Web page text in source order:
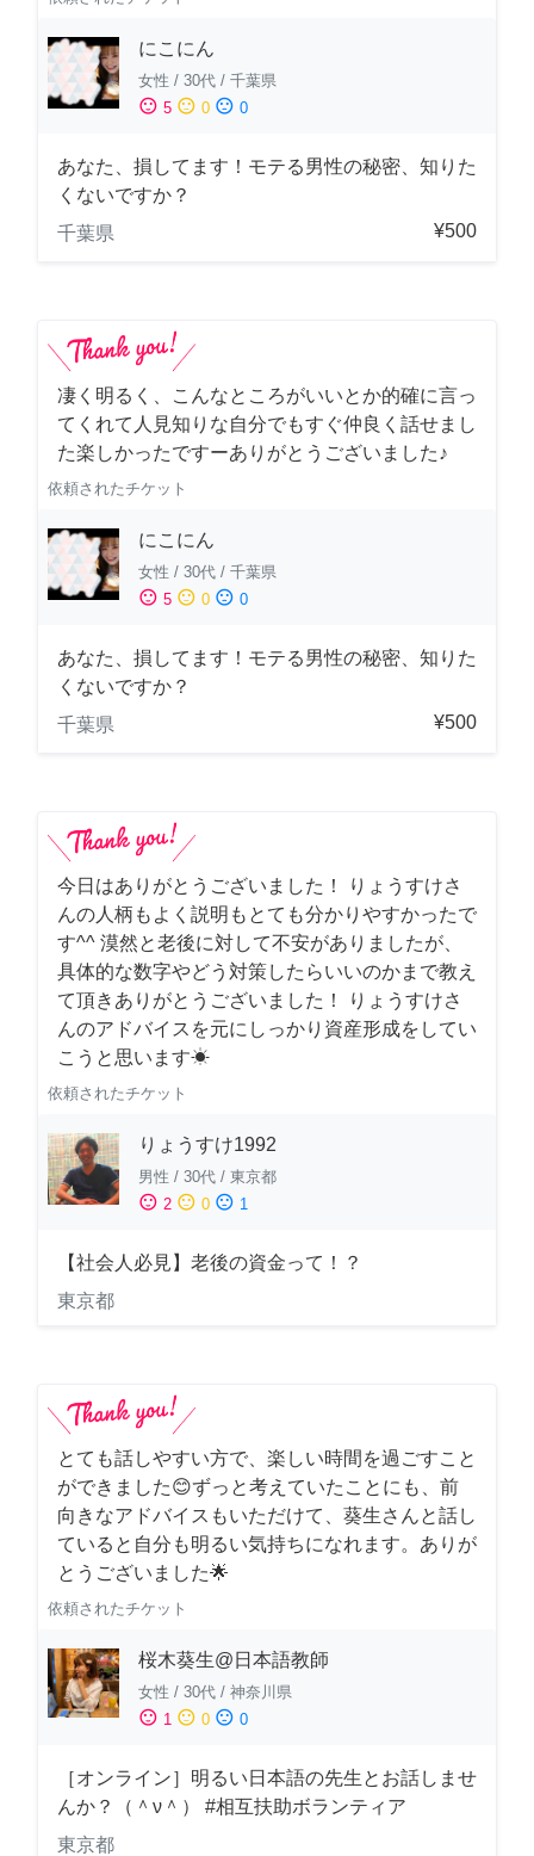
にこにん
女性 / 30代 / 千葉県
sentiment_satisfied 5 sentiment_neutral 0 sentiment_dissatisfied 0
あなた、損してます！モテる男性の秘密、知りた
くないですか？
千葉県
¥500
凄く明るく、こんなところがいいとか的確に言っ
てくれて人見知りな自分でもすぐ仲良く話せまし
た楽しかったですーありがとうございました♪
依頼されたチケット
にこにん
女性 / 30代 / 千葉県
sentiment_satisfied 5 sentiment_neutral 0 sentiment_dissatisfied 0
あなた、損してます！モテる男性の秘密、知りた
くないですか？
千葉県
¥500
今日はありがとうございました！ りょうすけさ
んの人柄もよく説明もとても分かりやすかったで
す^^ 漠然と老後に対して不安がありましたが、
具体的な数字やどう対策したらいいのかまで教え
て頂きありがとうございました！ りょうすけさ
んのアドバイスを元にしっかり資産形成をしてい
こうと思います☀︎
依頼されたチケット
りょうすけ1992
男性 / 30代 / 東京都
sentiment_satisfied 2 sentiment_neutral 0 sentiment_dissatisfied 1
【社会人必見】老後の資金って！？
東京都
とても話しやすい方で、楽しい時間を過ごすこと
ができました😊ずっと考えていたことにも、前
向きなアドバイスもいただけて、葵生さんと話し
ていると自分も明るい気持ちになれます。ありが
とうございました🌟
依頼されたチケット
桜木葵生@日本語教師
女性 / 30代 / 神奈川県
sentiment_satisfied 1 sentiment_neutral 0 sentiment_dissatisfied 0
［オンライン］明るい日本語の先生とお話しませ
んか？（＾ν＾） #相互扶助ボランティア
東京都